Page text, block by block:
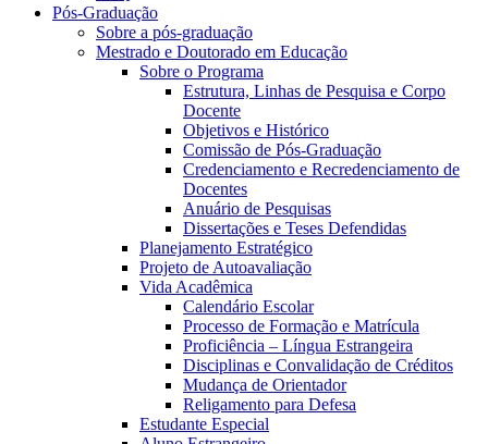
Pós-Graduação
Sobre a pós-graduação
Mestrado e Doutorado em Educação
Sobre o Programa
Estrutura, Linhas de Pesquisa e Corpo
Docente
Objetivos e Histórico
Comissão de Pós-Graduação
Credenciamento e Recredenciamento de
Docentes
Anuário de Pesquisas
Dissertações e Teses Defendidas
Planejamento Estratégico
Projeto de Autoavaliação
Vida Acadêmica
Calendário Escolar
Processo de Formação e Matrícula
Proficiência – Língua Estrangeira
Disciplinas e Convalidação de Créditos
Mudança de Orientador
Religamento para Defesa
Estudante Especial